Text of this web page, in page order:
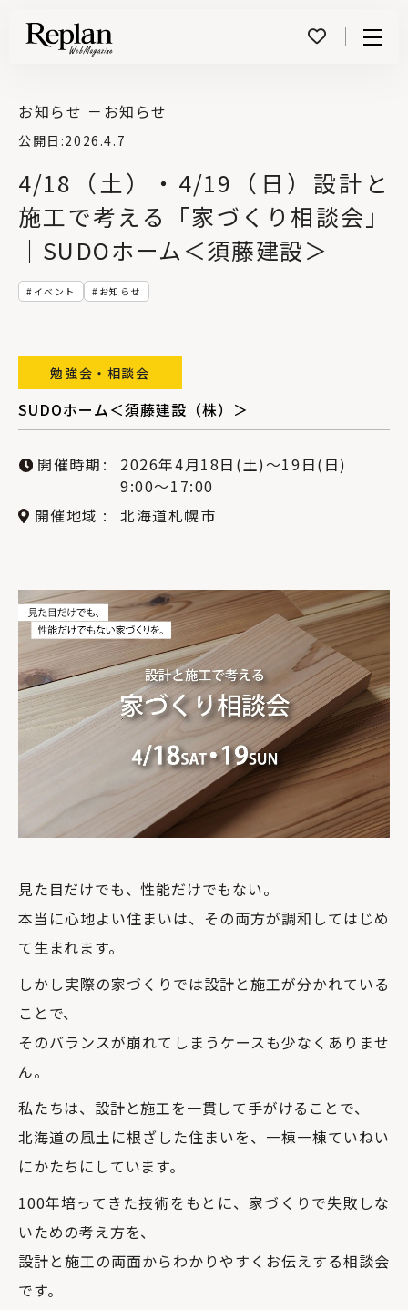
4/18（土）・4/19（日）設計と
施工で考える「家づくり相談会」
｜SUDOホーム＜須藤建設＞
お知らせ － お知らせ
公開日:2026.4.7
イベント お知らせ
勉強会・相談会
SUDOホーム＜須藤建設（株）＞
開催時期
2026年4月18日(土)〜19日(日)
9:00〜17:00
開催地域
北海道札幌市
見た目だけでも、性能だけでもない。
本当に心地よい住まいは、その両方が調和してはじめ
て生まれます。
しかし実際の家づくりでは設計と施工が分かれている
ことで、
そのバランスが崩れてしまうケースも少なくありませ
ん。
私たちは、設計と施工を一貫して手がけることで、
北海道の風土に根ざした住まいを、一棟一棟ていねい
にかたちにしています。
100年培ってきた技術をもとに、家づくりで失敗しな
いための考え方を、
設計と施工の両面からわかりやすくお伝えする相談会
です。